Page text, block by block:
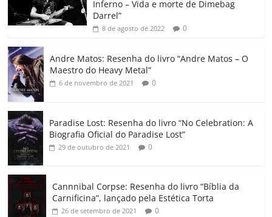
k ss
ro
o
ar
Inferno – Vida e morte de Dimebag
Darrel”
8 de agosto de 2022 0
Andre Matos: Resenha do livro “Andre Matos – O
Maestro do Heavy Metal”
6 de novembro de 2021 0
Paradise Lost: Resenha do livro “No Celebration: A
Biografia Oficial do Paradise Lost”
29 de outubro de 2021 0
Cannnibal Corpse: Resenha do livro “Bíblia da
Carnificina”, lançado pela Estética Torta
26 de setembro de 2021 0